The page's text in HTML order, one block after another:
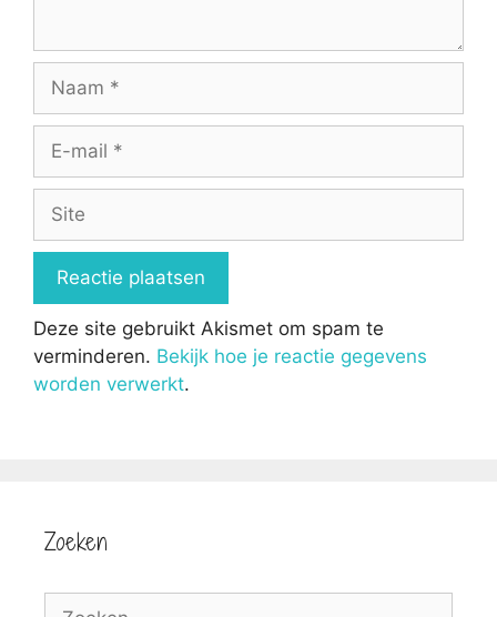
mail
Deze site gebruikt Akismet om spam te
verminderen. Bekijk hoe je reactie gegevens
worden verwerkt.
Zoeken
Zoek